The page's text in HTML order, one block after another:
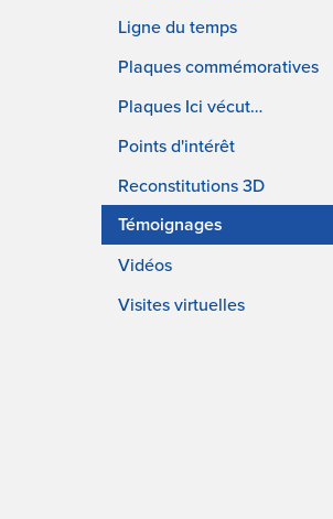
Ligne du temps
Plaques commémoratives
Plaques Ici vécut…
Points d'intérêt
Reconstitutions 3D
Témoignages
Vidéos
Visites virtuelles